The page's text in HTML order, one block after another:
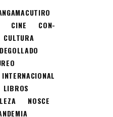
CINE
CON-
CULTURA
DEGOLLADO
INTERNACIONAL
LIBROS
NOSCE